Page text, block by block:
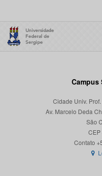
Campus
Cidade Univ.
Av. Marcelo Deda
São